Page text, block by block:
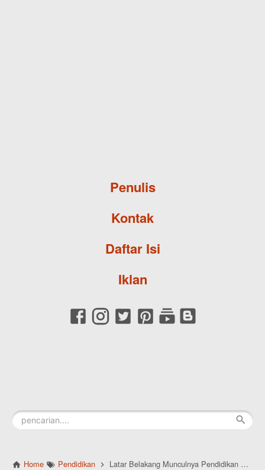
Penulis
Kontak
Daftar Isi
Iklan
Home Pendidikan Latar Belakang Munculnya Pendidikan Non-Dikotomik